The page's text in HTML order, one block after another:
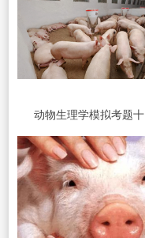
动物生理学模拟考题十